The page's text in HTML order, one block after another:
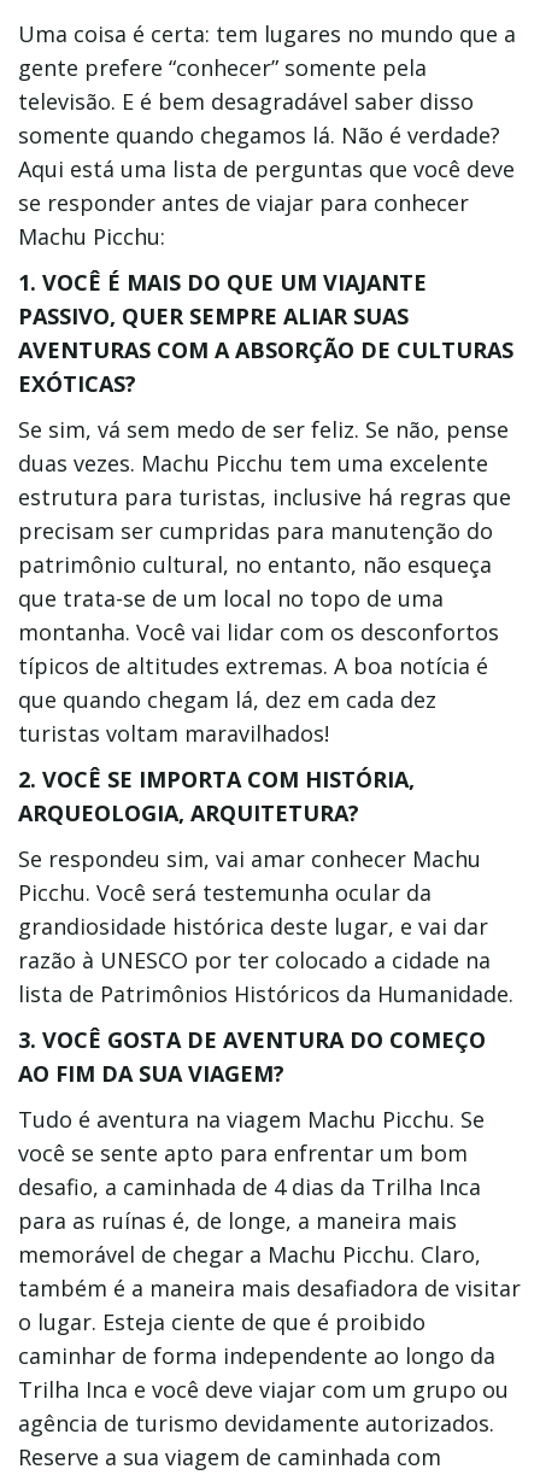
Uma coisa é certa: tem lugares no mundo que a
gente prefere “conhecer” somente pela
televisão. E é bem desagradável saber disso
somente quando chegamos lá. Não é verdade?
Aqui está uma lista de perguntas que você deve
se responder antes de viajar para conhecer
Machu Picchu:
1. VOCÊ É MAIS DO QUE UM VIAJANTE
PASSIVO, QUER SEMPRE ALIAR SUAS
AVENTURAS COM A ABSORÇÃO DE CULTURAS
EXÓTICAS?
Se sim, vá sem medo de ser feliz. Se não, pense
duas vezes. Machu Picchu tem uma excelente
estrutura para turistas, inclusive há regras que
precisam ser cumpridas para manutenção do
patrimônio cultural, no entanto, não esqueça
que trata-se de um local no topo de uma
montanha. Você vai lidar com os desconfortos
típicos de altitudes extremas. A boa notícia é
que quando chegam lá, dez em cada dez
turistas voltam maravilhados!
2. VOCÊ SE IMPORTA COM HISTÓRIA,
ARQUEOLOGIA, ARQUITETURA?
Se respondeu sim, vai amar conhecer Machu
Picchu. Você será testemunha ocular da
grandiosidade histórica deste lugar, e vai dar
razão à UNESCO por ter colocado a cidade na
lista de Patrimônios Históricos da Humanidade.
3. VOCÊ GOSTA DE AVENTURA DO COMEÇO
AO FIM DA SUA VIAGEM?
Tudo é aventura na viagem Machu Picchu. Se
você se sente apto para enfrentar um bom
desafio, a caminhada de 4 dias da Trilha Inca
para as ruínas é, de longe, a maneira mais
memorável de chegar a Machu Picchu. Claro,
também é a maneira mais desafiadora de visitar
o lugar. Esteja ciente de que é proibido
caminhar de forma independente ao longo da
Trilha Inca e você deve viajar com um grupo ou
agência de turismo devidamente autorizados.
Reserve a sua viagem de caminhada com